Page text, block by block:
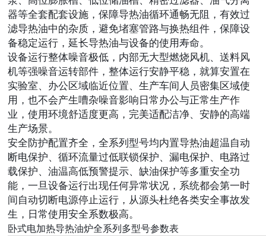
器等全套配套设施，保障导热油循环通畅无阻，有效过
滤导热油中的杂质，避免堵塞管路与换热组件，保障设
备稳定运行，延长导热油与设备的使用寿命。
设备运行整体噪音极低，内部无大型燃烧风机、送料风
机等强噪音运转部件，整体运行安静平稳，就算安置在
实验室、办公区域临近位置、生产车间人员密集区域使
用，也不会产生嘈杂噪音影响日常办公与正常生产作
业，使用环境舒适度更高，完美适配洁净、安静的高端
生产场景。
安全防护配置齐全，全系列型号均内置导热油超温自动
断电保护、循环流量过低联锁保护、漏电保护、电路过
载保护、油温高低预警提示、缺油保护等多重安全功
能，一旦设备运行出现任何异常状况，系统都会第一时
间自动切断电源停止运行，从源头杜绝各类安全事故发
生，日常使用安全系数极高。
卧式电加热导热油炉全系列多型号参数表